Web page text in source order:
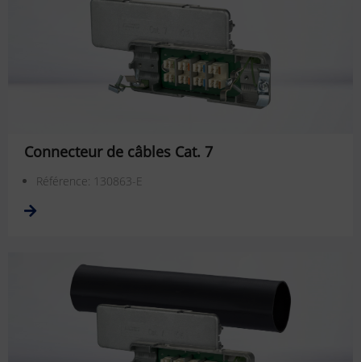
Connecteur de câbles Cat. 7
Référence: 130863-E